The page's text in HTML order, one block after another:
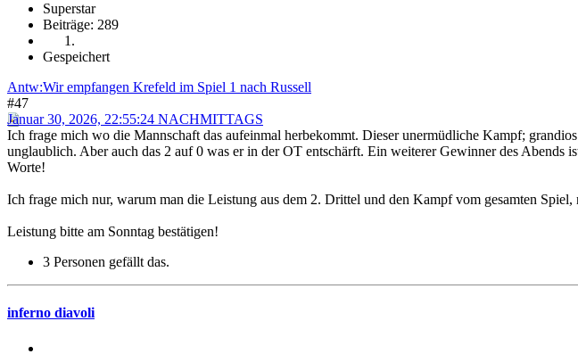
Superstar
Beiträge: 289
Gespeichert
Antw:Wir empfangen Krefeld im Spiel 1 nach Russell
#47
Januar 30, 2026, 22:55:24 NACHMITTAGS
Ich frage mich wo die Mannschaft das aufeinmal herbekommt. Dieser unermüdliche Kampf;
unglaublich. Aber auch das 2 auf 0 was er in der OT entschärft. Ein weiterer Gewinner des Abends
Worte!
Ich frage mich nur, warum man die Leistung aus dem 2. Drittel und den Kampf vom gesamten
Leistung bitte am Sonntag bestätigen!
3 Personen gefällt das.
inferno diavoli